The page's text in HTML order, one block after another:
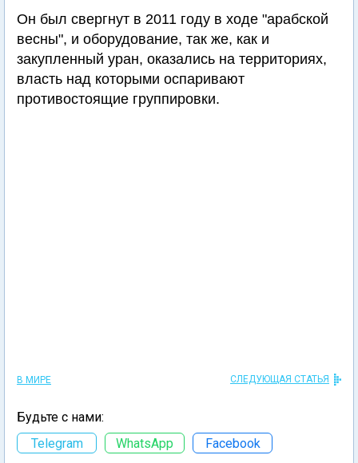
Он был свергнут в 2011 году в ходе "арабской
весны", и оборудование, так же, как и
закупленный уран, оказались на территориях,
власть над которыми оспаривают
противостоящие группировки.
В МИРЕ СЛЕДУЮЩАЯ СТАТЬЯ
Будьте с нами:
Telegram
WhatsApp Facebook